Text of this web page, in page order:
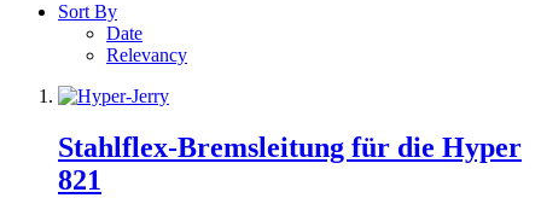
Sort By
Date
Relevancy
Stahlflex-Bremsleitung für die Hyper
821